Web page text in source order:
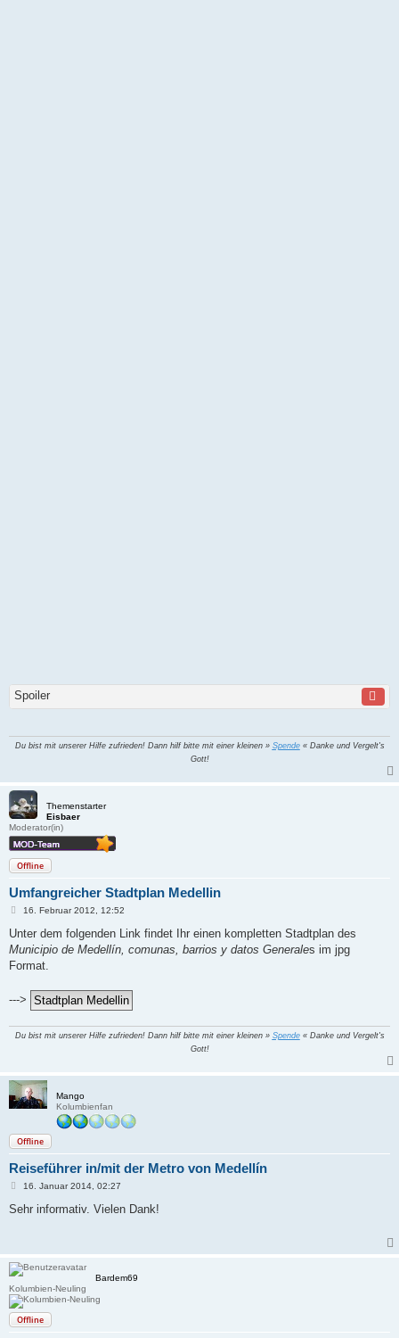
Spoiler
Du bist mit unserer Hilfe zufrieden! Dann hilf bitte mit einer kleinen » Spende« Danke und Vergelt's
Gott!
Themenstarter
Eisbaer
Moderator(in)
Offline
Umfangreicher Stadtplan Medellin
B
i
r
a
16. Februar 2012, 12:52
Unter dem folgenden Link findet Ihr einen kompletten Stadtplan des
Municipio de Medellín, comunas, barrios y datos Generales im jpg
Format.
--->
Du bist mit unserer Hilfe zufrieden! Dann hilf bitte mit einer kleinen » Spende« Danke und Vergelt's
Gott!
Mango
Kolumbienfan
Offline
Reiseführer in/mit der Metro von Medellín
B
i
16. Januar 2014, 02:27
Sehr informativ. Vielen Dank!
Bardem69
Kolumbien-Neuling
Offline